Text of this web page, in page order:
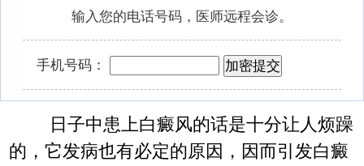
输入您的电话号码，医师远程会诊。
手机号码：
日子中患上白癜风的话是十分让人烦躁
的，它发病也有必定的原因，因而引发白癜